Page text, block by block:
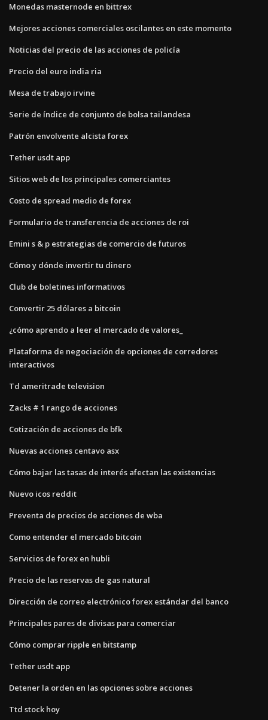
Monedas masternode en bittrex
Mejores acciones comerciales oscilantes en este momento
Noticias del precio de las acciones de policía
Precio del euro india ria
Mesa de trabajo irvine
Serie de índice de conjunto de bolsa tailandesa
Patrón envolvente alcista forex
Tether usdt app
Sitios web de los principales comerciantes
Costo de spread medio de forex
Formulario de transferencia de acciones de roi
Emini s & p estrategias de comercio de futuros
Cómo y dónde invertir tu dinero
Club de boletines informativos
Convertir 25 dólares a bitcoin
¿cómo aprendo a leer el mercado de valores_
Plataforma de negociación de opciones de corredores
interactivos
Td ameritrade television
Zacks # 1 rango de acciones
Cotización de acciones de bfk
Nuevas acciones centavo asx
Cómo bajar las tasas de interés afectan las existencias
Nuevo icos reddit
Preventa de precios de acciones de wba
Como entender el mercado bitcoin
Servicios de forex en hubli
Precio de las reservas de gas natural
Dirección de correo electrónico forex estándar del banco
Principales pares de divisas para comerciar
Cómo comprar ripple en bitstamp
Tether usdt app
Detener la orden en las opciones sobre acciones
Ttd stock hoy